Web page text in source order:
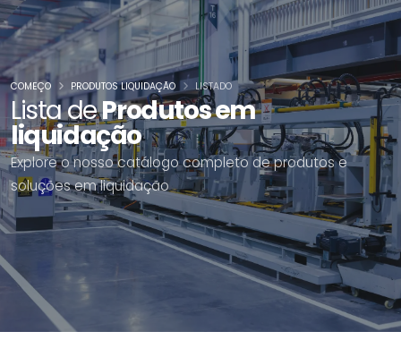
Lista deProdutos em
liquidação
Explore o nosso catálogo completo de produtos e
soluções em liquidação
COMEÇO PRODUTOS LIQUIDAÇÃO LISTADO